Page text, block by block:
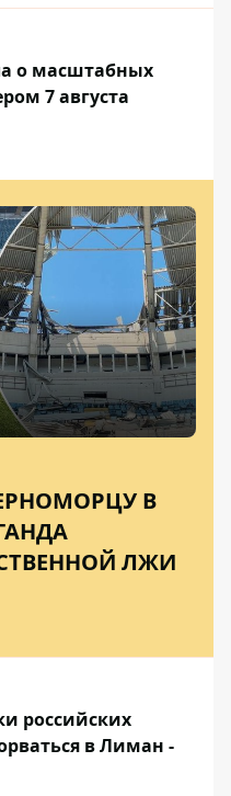
о масштабных
7 августа
В
ЛЖИ
российских
в Лиман -